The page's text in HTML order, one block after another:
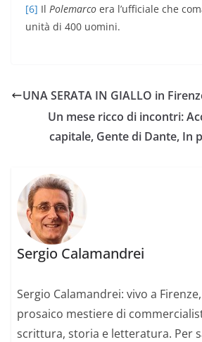
[6] Il Polemarco era l’ufficiale che
unità di 400 uomini.
UNA SERATA IN GIALLO in
Un mese ricco di incontri:
capitale, Gente di Dante, In
Sergio Calamandrei
Sergio Calamandrei: vivo a
prosaico mestiere di
scrittura, storia e letteratura. Per